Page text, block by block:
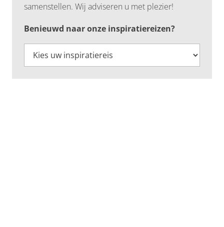
samenstellen. Wij adviseren u met plezier!
Benieuwd naar onze inspiratiereizen?